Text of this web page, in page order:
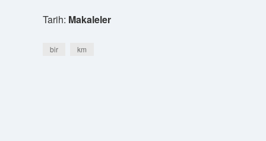
Tarih: Makaleler
bir km